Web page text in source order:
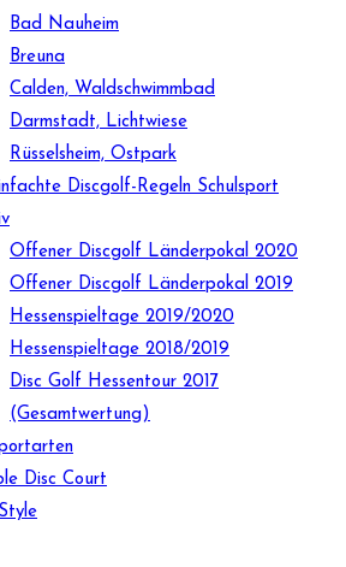
Bad Nauheim
Breuna
Calden, Waldschwimmbad
Darmstadt, Lichtwiese
Rüsselsheim, Ostpark
Discgolf-Regeln Schulsport
Offener Discgolf Länderpokal 2020
Offener Discgolf Länderpokal 2019
Hessenspieltage 2019/2020
Hessenspieltage 2018/2019
Disc Golf Hessentour 2017
(Gesamtwertung)
Disc Court